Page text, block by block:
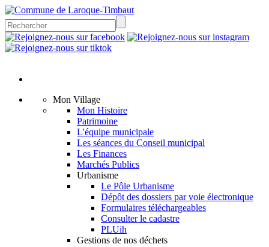
Mon Village
Mon Histoire
Patrimoine
L'équipe municipale
Les séances du Conseil municipal
Les Finances
Marchés Publics
Urbanisme
Le Pôle Urbanisme
Dépôt des dossiers par voie électronique
Formulaires téléchargeables
Consulter le cadastre
PLUih
Gestions de nos déchets